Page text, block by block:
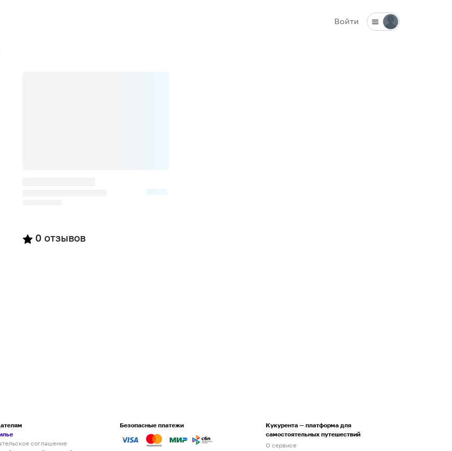
Войти
0 отзывов
соглашение
Безопасные платежи
Кукурента — платформа для
самостоятельных путешествий
О сервисе